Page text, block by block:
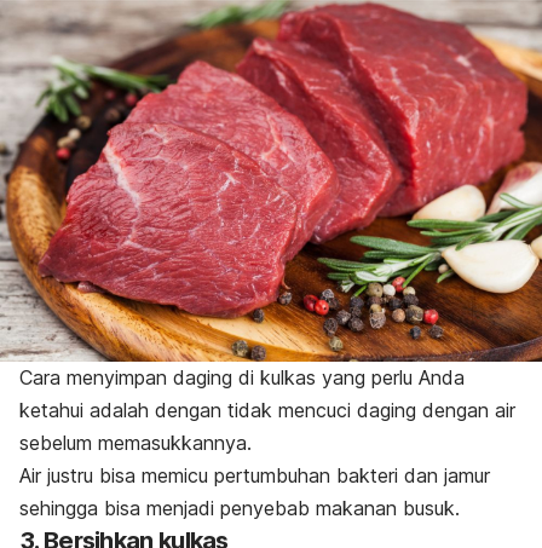
Cara menyimpan daging di kulkas yang perlu Anda
ketahui adalah dengan tidak mencuci daging dengan air
sebelum memasukkannya.
Air justru bisa memicu pertumbuhan bakteri dan jamur
sehingga bisa menjadi penyebab makanan busuk.
3. Bersihkan kulkas